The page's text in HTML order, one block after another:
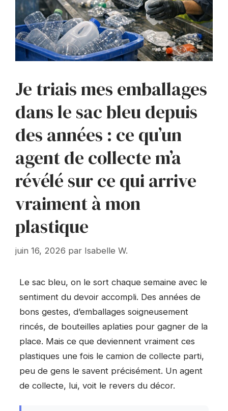
Je triais mes emballages
dans le sac bleu depuis
des années : ce qu’un
agent de collecte m’a
révélé sur ce qui arrive
vraiment à mon
plastique
juin 16, 2026 par Isabelle W.
Le sac bleu, on le sort chaque semaine avec le
sentiment du devoir accompli. Des années de
bons gestes, d’emballages soigneusement
rincés, de bouteilles aplaties pour gagner de la
place. Mais ce que deviennent vraiment ces
plastiques une fois le camion de collecte parti,
peu de gens le savent précisément. Un agent
de collecte, lui, voit le revers du décor.